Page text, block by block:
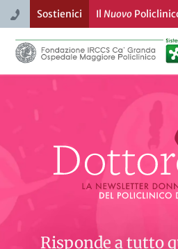
Sostienici Il Nuovo
Risponde a tutto